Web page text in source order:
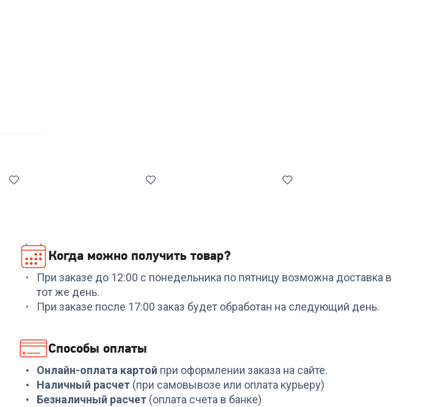
Код:7132075
Клавиатура REDRAGON
(72594) Fizz
свитч
2 199
Код:5705769
Коврик для мыши
A4TECH X7-200MP
349
Код: 6773831
Мышь ACER OMR050
WL Black
Когда можно получить товар?
При заказе до 12:00 с понедельника по пятницу возможна доставка в
тот же день.
При заказе после 17:00 заказ будет обработан на следующий день.
Способы оплаты
Онлайн-оплата картой при оформлении заказа на сайте.
Наличный расчет (при самовывозе или оплата курьеру)
Безналичный расчет (оплата счета в банке)